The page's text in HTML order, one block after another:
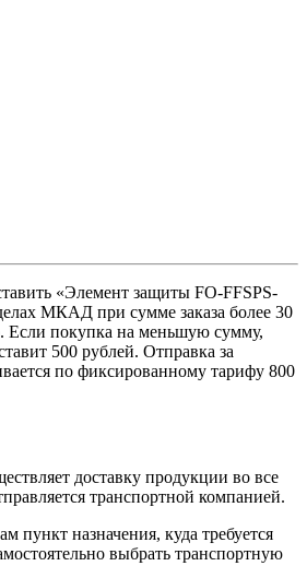
«Элемент защиты FO-FFSPS-
МКАД при сумме заказа более 30
Если покупка на меньшую сумму,
500 рублей. Отправка за
по фиксированному тарифу 800
доставку продукции во все
транспортной компанией.
пункт назначения, куда требуется
выбрать транспортную